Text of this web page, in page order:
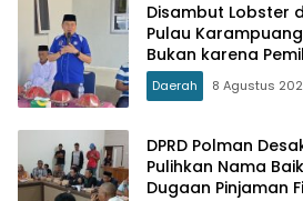
Disambut Lobster
Pulau
Bukan karena
Tanggung Jawab
Daerah 8 Agustus
DPRD Polman
Pulihkan Nama
Dugaan Pinjaman